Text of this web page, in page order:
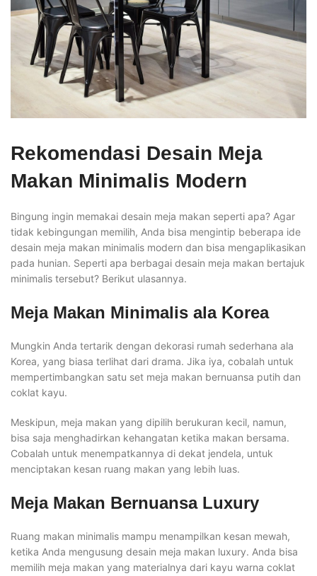
Rekomendasi Desain Meja
Makan Minimalis Modern
Bingung ingin memakai desain meja makan seperti apa? Agar
tidak kebingungan memilih, Anda bisa mengintip beberapa ide
desain meja makan minimalis modern dan bisa mengaplikasikan
pada hunian. Seperti apa berbagai desain meja makan bertajuk
minimalis tersebut? Berikut ulasannya.
Meja Makan Minimalis ala Korea
Mungkin Anda tertarik dengan dekorasi rumah sederhana ala
Korea, yang biasa terlihat dari drama. Jika iya, cobalah untuk
mempertimbangkan satu set meja makan bernuansa putih dan
coklat kayu.
Meskipun, meja makan yang dipilih berukuran kecil, namun,
bisa saja menghadirkan kehangatan ketika makan bersama.
Cobalah untuk menempatkannya di dekat jendela, untuk
menciptakan kesan ruang makan yang lebih luas.
Meja Makan Bernuansa Luxury
Ruang makan minimalis mampu menampilkan kesan mewah,
ketika Anda mengusung desain meja makan luxury. Anda bisa
memilih meja makan yang materialnya dari kayu warna coklat